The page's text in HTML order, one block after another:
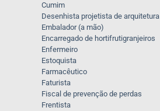
Cumim
Desenhista projetista de arquitetura
Embalador (a mão)
Encarregado de hortifrutigranjeiros
Enfermeiro
Estoquista
Farmacêutico
Faturista
Fiscal de prevenção de perdas
Frentista